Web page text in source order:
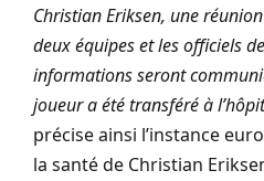
Christian Eriksen, une
deux équipes et les officiels
informations seront
joueur a été transféré à
précise ainsi l’instance
la santé de Christian